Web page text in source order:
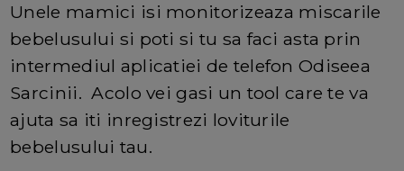
Unele mamici isi monitorizeaza miscarile
bebelusului si poti si tu sa faci asta prin
intermediul aplicatiei de telefon Odiseea
Sarcinii. Acolo vei gasi un tool care te va
ajuta sa iti inregistrezi loviturile
bebelusului tau.